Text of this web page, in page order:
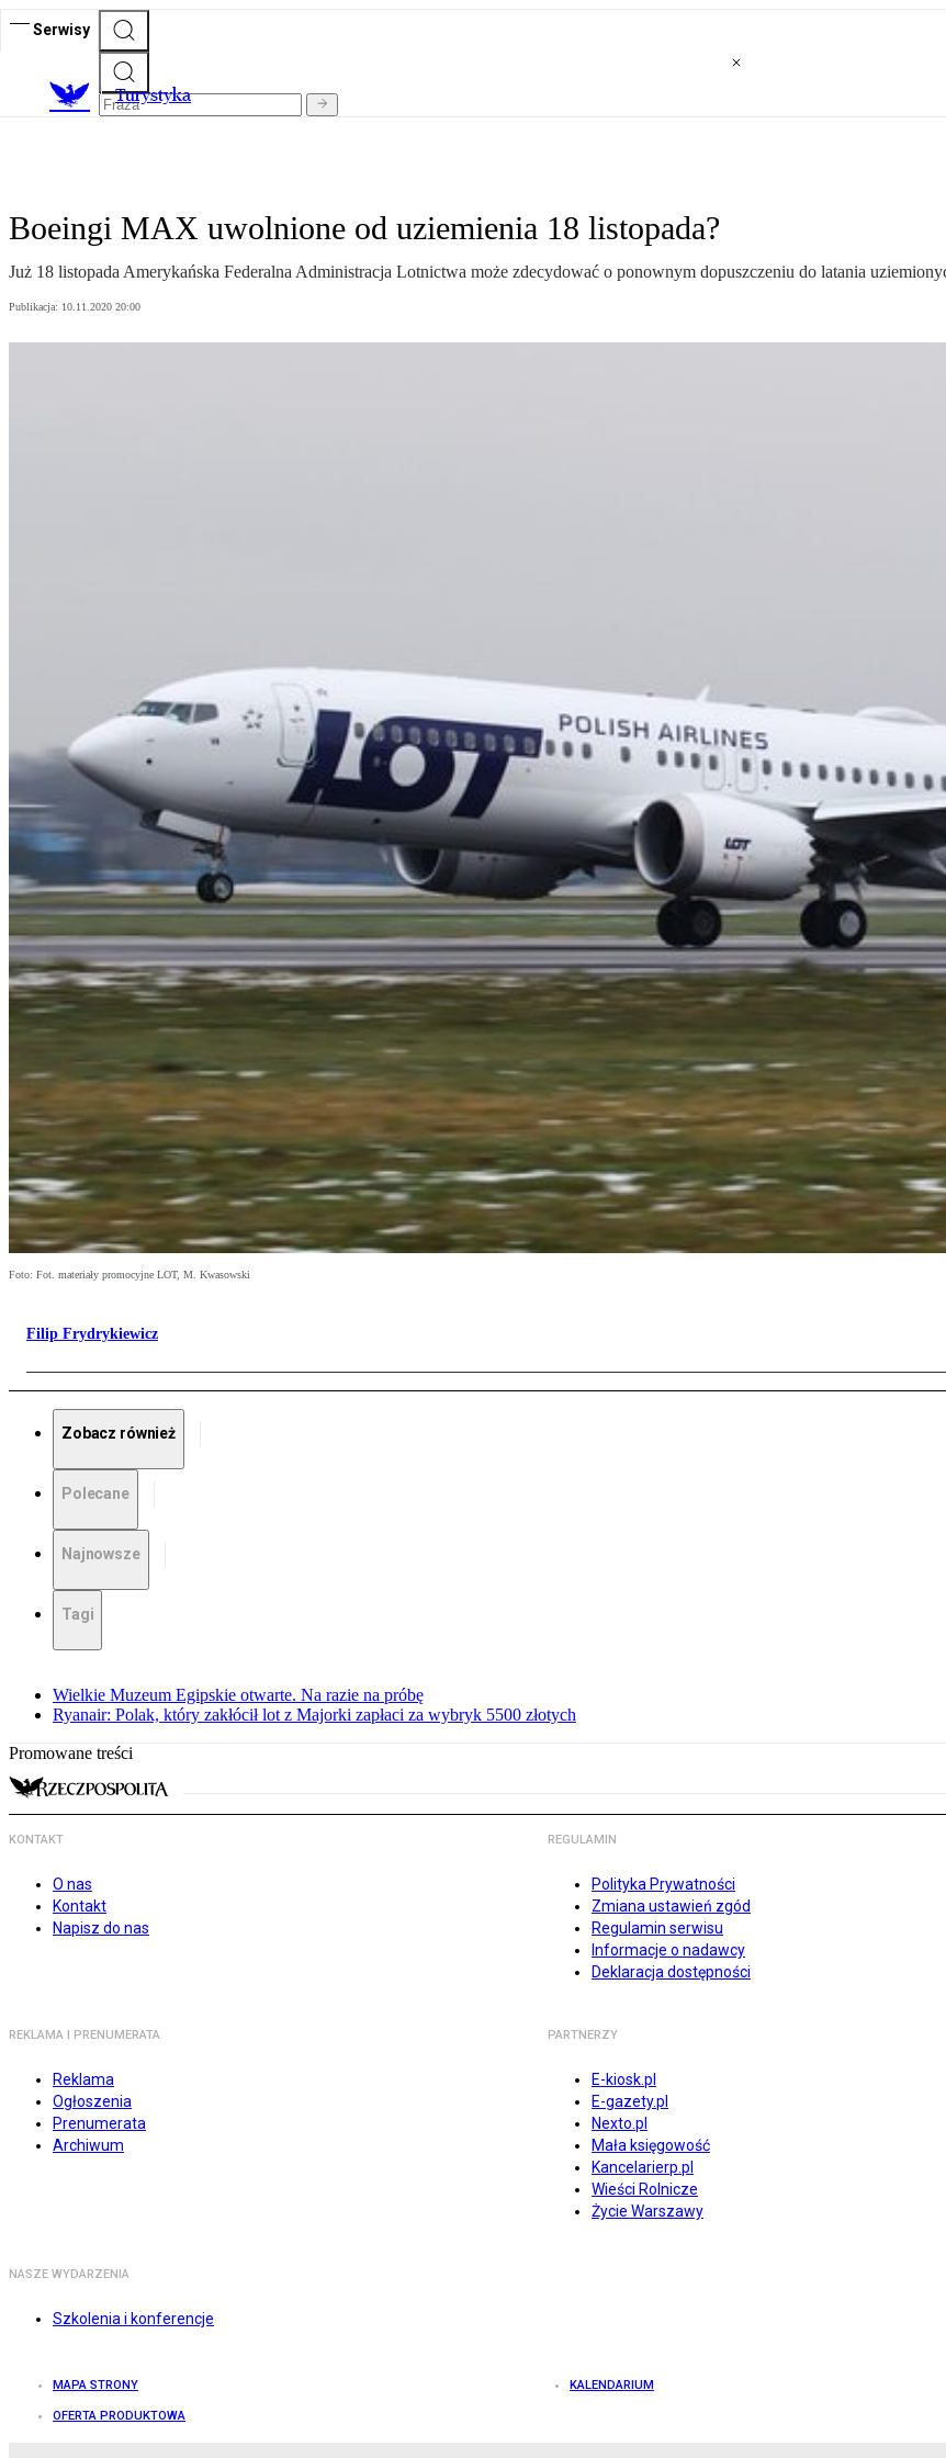
Serwisy
Turystyka
Boeingi MAX uwolnione od uziemienia 18 listopada?
Już 18 listopada Amerykańska Federalna Administracja Lotnictwa może zdecydować o ponownym dopuszczeniu do latania
Publikacja: 10.11.2020 20:00
Foto: Fot. materiały promocyjne LOT, M. Kwasowski
Filip Frydrykiewicz
Zobacz również
Polecane
Najnowsze
Tagi
Wielkie Muzeum Egipskie otwarte. Na razie na próbę
Ryanair: Polak, który zakłócił lot z Majorki zapłaci za wybryk 5500 złotych
Promowane treści
KONTAKT
O nas
Kontakt
Napisz do nas
REGULAMIN
Polityka Prywatności
Zmiana ustawień zgód
Regulamin serwisu
Informacje o nadawcy
Deklaracja dostępności
REKLAMA I PRENUMERATA
Reklama
Ogłoszenia
Prenumerata
Archiwum
PARTNERZY
E-kiosk.pl
E-gazety.pl
Nexto.pl
Mała księgowość
Kancelarierp.pl
Wieści Rolnicze
Życie Warszawy
NASZE WYDARZENIA
Szkolenia i konferencje
MAPA STRONY KALENDARIUM
OFERTA PRODUKTOWA